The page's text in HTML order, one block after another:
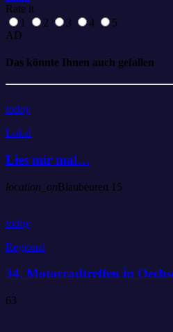
Rate it
1
2 3 4
5
AD
Das könnte Ihnen auch gefallen
today
Lokal
Lies mir mal…
location_onBlaubeuren 15
today
Regional
34. Motorradtreffen in
63